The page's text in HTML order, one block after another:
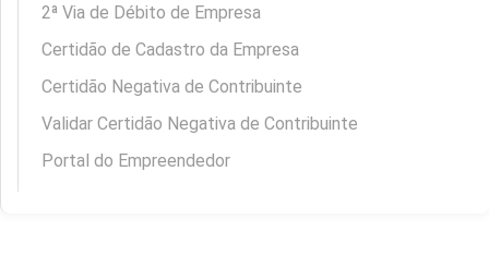
2ª Via de Débito de Empresa
Certidão de Cadastro da Empresa
Certidão Negativa de Contribuinte
Validar Certidão Negativa de Contribuinte
Portal do Empreendedor